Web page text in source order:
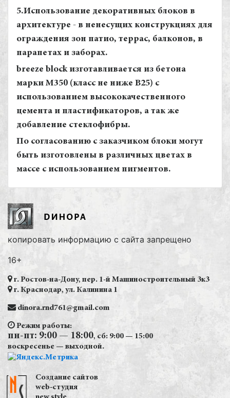
5.Использование декоративных блоков в
архитектуре - в ненесущих конструкциях для
ограждения зон патио, террас, балконов, в
парапетах и заборах.
breeze block изготавливается из бетона
марки М350 (класс не ниже В25) с
использованием высококачественного
цемента и пластификаторов, а так же
добавление стеклофибры.
По согласованию с заказчиком блоки могут
быть изготовлены в различных цветах в
массе с использованием пигментов.
копировать информацию с сайта запрещено
16+
г. Ростов-на-Дону, пер. 1-й Машиностроительный 3к3
г. Краснодар, ул. Калинина 1
dinora.rnd761@gmail.com
Режим работы:
пн-пт: 9:00 — 18:00, сб: 9:00 — 15:00
воскресенье — выходной.
Создание сайтов
web-студия